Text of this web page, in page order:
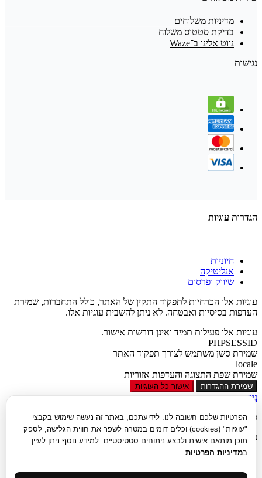
מדיניות משלוחים
בדיקת סטטוס משלוח
נווט אלינו ב־Waze
נגישות
הפרטיות שלכם חשובה לנו. לידיעתכם, באתר זה נעשה שימוש בקבצי
"עוגיות" (cookies) וכלים דומים במטרה לשפר את חווית הגלישה, לספק
תוכן מותאם אישית ולבצע ניתוחים סטטיסטיים. למידע נוסף ניתן לעיין
במדיניות הפרטיות
הגדרות עוגיות
חיוניות
אנליטיקה
שיווק ופרסום
עוגיות אלו הכרחיות לתפקוד התקין של האתר, כולל התחברות, שמירת
העדפות בסיסיות ואבטחה. לא ניתן להשבית עוגיות אלו.
עוגיות אלו פעילות תמיד ואינן דורשות אישור.
PHPSESSID
שמירת סשן משתמש לצורך תפקוד האתר
locale
שמירת שפת התצוגה והעדפות אזוריות
שמירת ההגדרות אישור כל העוגיות
נגישות
סגור
נגישות
הגדל טקסט